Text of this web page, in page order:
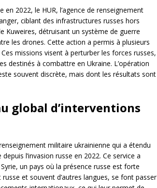
en 2022, le HUR, l’agence de renseignement
ciblant des infrastructures russes hors
Kuweires, détruisant un système de guerre
les drones. Cette action a permis à plusieurs
missions visent à perturber les forces russes,
destinés à combattre en Ukraine. L’opération
souvent discrète, mais dont les résultats sont
global d’interventions
militaire ukrainienne qui a étendu
l’invasion russe en 2022. Ce service a
un pays où la présence russe est forte
et souvent d’autres langues, se font passer